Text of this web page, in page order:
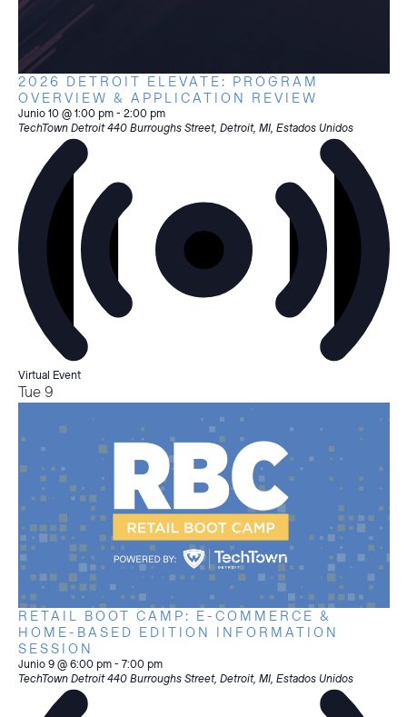
2026 DETROIT ELEVATE: PROGRAM
OVERVIEW & APPLICATION REVIEW
Junio 10 @ 1:00 pm- 2:00 pm
TechTown Detroit 440 Burroughs Street, Detroit, MI, Estados Unidos
Virtual Event
Tue9
RETAIL BOOT CAMP: E-COMMERCE &
HOME-BASED EDITION INFORMATION
SESSION
Junio 9 @ 6:00 pm- 7:00 pm
TechTown Detroit 440 Burroughs Street, Detroit, MI, Estados Unidos